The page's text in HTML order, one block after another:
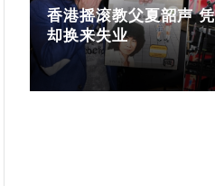
香港摇滚教父夏韶声
却换来失业